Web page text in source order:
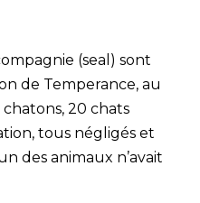
(seal) sont
de Temperance, au
20 chats
tous négligés et
des animaux n’avait